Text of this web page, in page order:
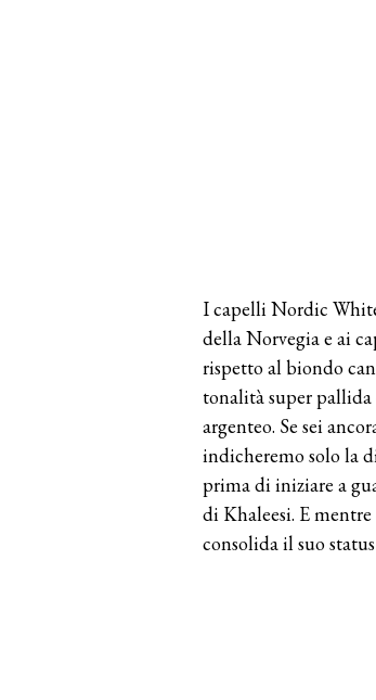
I capelli Nordic
della Norvegia e ai
rispetto al biondo
tonalità super
argenteo. Se sei
indicheremo solo la
prima di iniziare a
di Khaleesi. E
consolida il suo